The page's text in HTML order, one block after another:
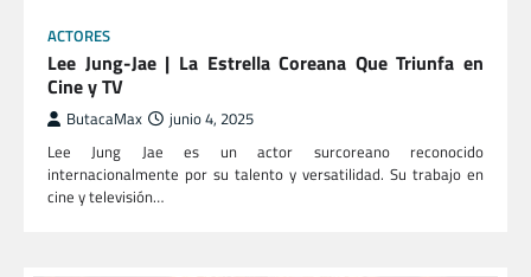
ACTORES
Lee Jung-Jae | La Estrella Coreana Que Triunfa en
Cine y TV
ButacaMax junio 4, 2025
Lee Jung Jae es un actor surcoreano reconocido
internacionalmente por su talento y versatilidad. Su trabajo en
cine y televisión…